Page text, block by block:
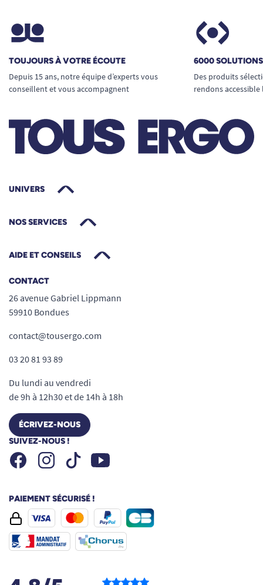
TOUJOURS À VOTRE ÉCOUTE
Depuis 15 ans, notre équipe d’experts vous
conseillent et vous accompagnent
6000
Des produits
rendons
UNIVERS
NOS SERVICES
AIDE ET CONSEILS
CONTACT
26 avenue Gabriel Lippmann
59910 Bondues
contact@tousergo.com
03 20 81 93 89
Du lundi au vendredi
de 9h à 12h30 et de 14h à 18h
ÉCRIVEZ-NOUS
SUIVEZ-NOUS !
FacebookInstagramTiktok Youtube
PAIEMENT SÉCURISÉ !